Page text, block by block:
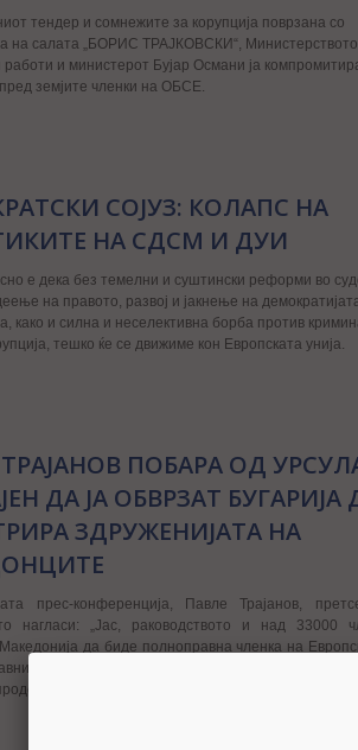
тендер и сомнежите за корупција поврзана со
на салата „БОРИС ТРАЈКОВСКИ“,
и министерот Бујар Османи ја
земјите членки на ОБСЕ.
СОЈУЗ: КОЛАПС НА
НА СДСМ И ДУИ
е дека без темелни и суштински реформи во
на правото, развој и јакнење на
како и силна и неселективна борба против
тешко ќе се движиме кон Европската унија.
ПОБАРА ОД
ДА ЈА ОБВРЗАТ БУГАРИЈА
ЗДРУЖЕНИЈАТА НА
прес-конференција, Павле Трајанов,
нагласи: „Јас, раководството и над 33000
да биде полноправна членка на
интерес. Од таа цел не отстапуваме и сѐ